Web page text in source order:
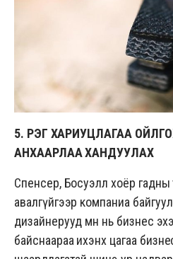
5. ҮҮРЭГ ХАРИУЦЛАГАА
АНХААРЛАА ХАНДУУЛАХ
Спенсер, Босуэлл хоёр
авалгүйгээр компаниа
дизайнерууд өмнө нь бизнес
байснаараа ихэнх цагаа